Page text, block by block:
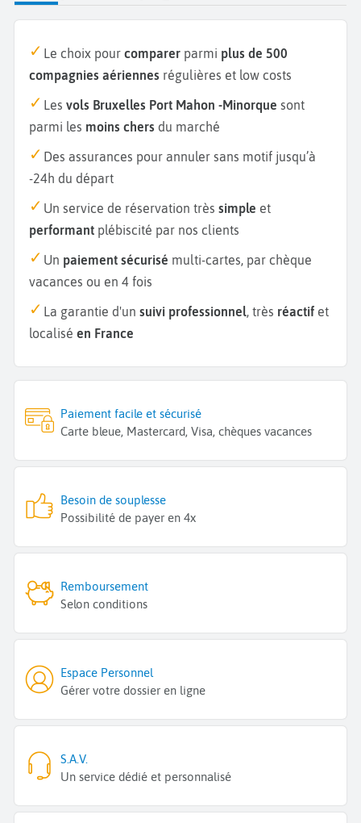
Le choix pour comparer parmi plus de 500
compagnies aériennes régulières et low costs
Les vols Bruxelles Port Mahon -Minorque sont
parmi les moins chers du marché
Des assurances pour annuler sans motif jusqu’à
-24h du départ
Un service de réservation très simple et
performant plébiscité par nos clients
Un paiement sécurisé multi-cartes, par chèque
vacances ou en 4 fois
La garantie d'un suivi professionnel, très réactif et
localisé en France
Paiement facile et sécurisé
Carte bleue, Mastercard, Visa, chèques vacances
Besoin de souplesse
Possibilité de payer en 4x
Remboursement
Selon conditions
Espace Personnel
Gérer votre dossier en ligne
S.A.V.
Un service dédié et personnalisé